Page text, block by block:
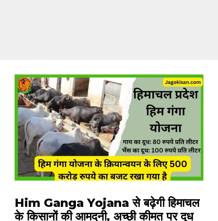
Him Ganga Yojana से बढ़ेगी हिमाचल
के किसानों की आमदनी, अच्छी कीमत पर दूध